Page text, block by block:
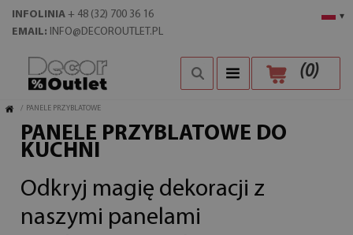
▾
INFOLINIA + 48 (32) 700 36 16
EMAIL: INFO@DECOROUTLET.PL
(0)
/ PANELE PRZYBLATOWE
PANELE PRZYBLATOWE DO
KUCHNI
Odkryj magię dekoracji z
naszymi panelami